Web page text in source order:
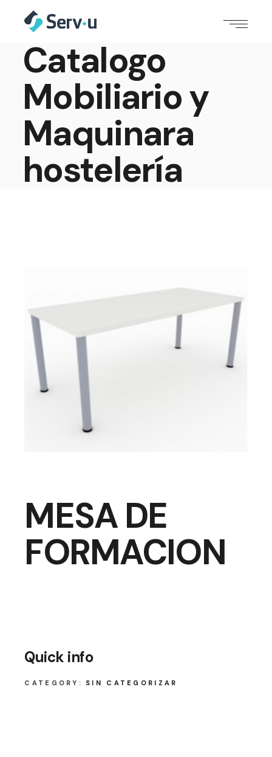
Catalogo
Mobiliario y
Maquinara
hostelería
MESA DE
FORMACION
Quick info
CATEGORY: SIN CATEGORIZAR